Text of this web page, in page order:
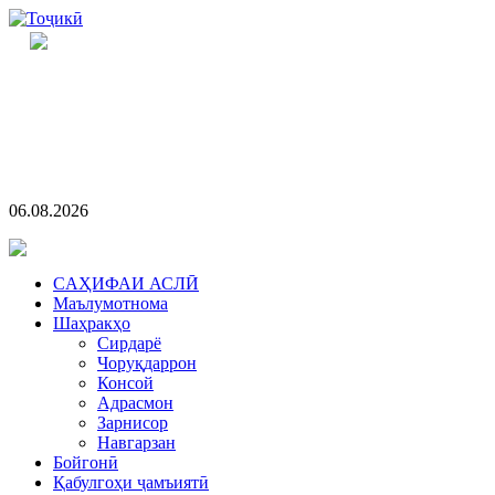
06.08.2026
CАҲИФАИ АСЛӢ
Маълумотнома
Шаҳракҳо
Сирдарё
Чоруқдаррон
Консой
Адрасмон
Зарнисор
Навгарзан
Бойгонӣ
Қабулгоҳи ҷамъиятӣ